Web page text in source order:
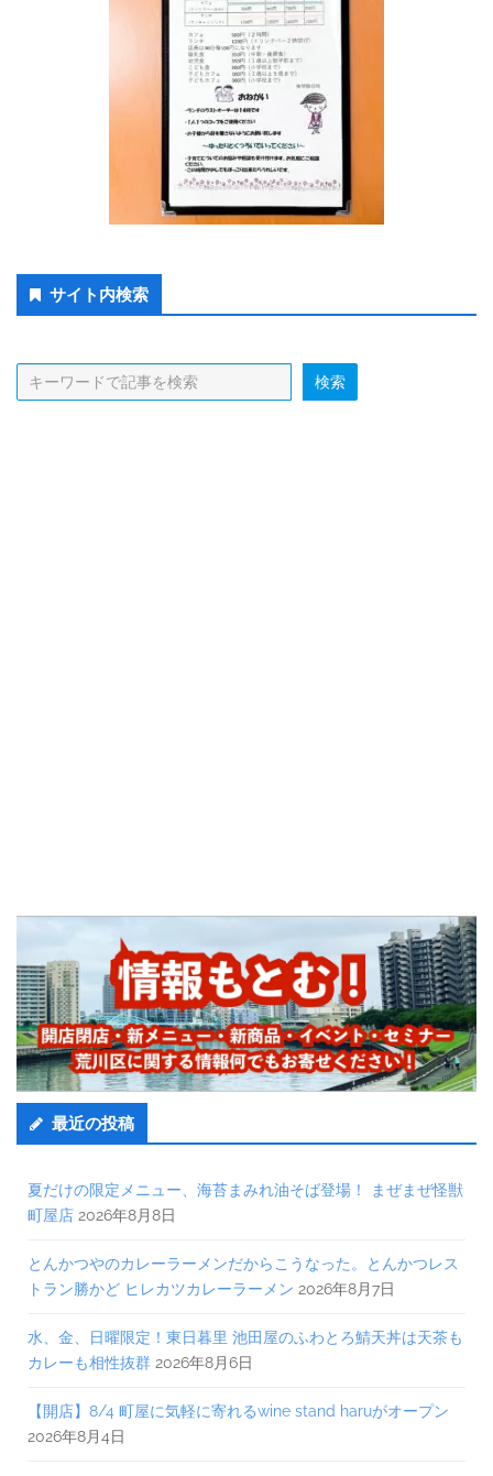
Secondary
Sidebar
サイト内検索
最近の投稿
夏だけの限定メニュー、海苔まみれ油そば登場！ まぜまぜ怪獣
町屋店 2026年8月8日
とんかつやのカレーラーメンだからこうなった。とんかつレス
トラン勝かど ヒレカツカレーラーメン 2026年8月7日
水、金、日曜限定！東日暮里 池田屋のふわとろ鯖天丼は天茶も
カレーも相性抜群 2026年8月6日
【開店】8/4 町屋に気軽に寄れるwine stand haruがオープン
2026年8月4日